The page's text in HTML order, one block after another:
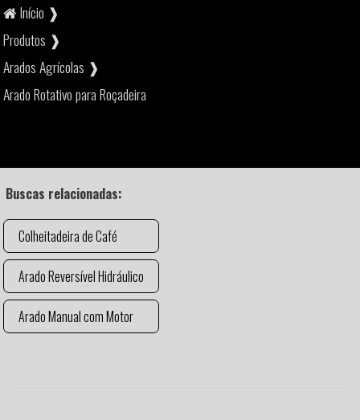
Início ❱
Produtos ❱
Arados Agrícolas ❱
Arado Rotativo para Roçadeira
Buscas relacionadas:
Colheitadeira de Café
Arado Reversível Hidráulico
Arado Manual com Motor